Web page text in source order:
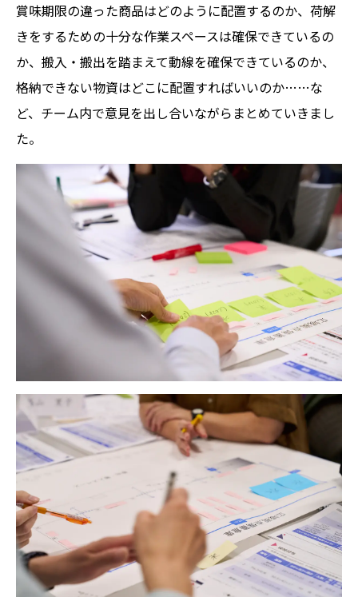
賞味期限の違った商品はどのように配置するのか、荷解
きをするための十分な作業スペースは確保できているの
か、搬入・搬出を踏まえて動線を確保できているのか、
格納できない物資はどこに配置すればいいのか……な
ど、チーム内で意見を出し合いながらまとめていきまし
た。